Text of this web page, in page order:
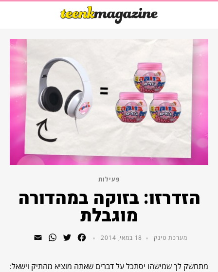
פעילות
הזדרזו: בזוקה במהדורה
מוגבלת
מערכת טינק 18 במאי, 2014 Facebook
Twitter
WhatsApp
מתחשק לך שמישהו יסתכל על דברים שאתה מוציא מהתיק וישאל: